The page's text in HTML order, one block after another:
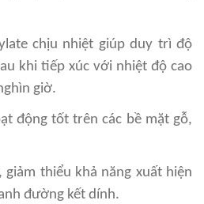
chịu nhiệt giúp duy trì độ
khi tiếp xúc với nhiệt độ cao
giờ.
động tốt trên các bề mặt gỗ,
thiểu khả năng xuất hiện
đường kết dính.